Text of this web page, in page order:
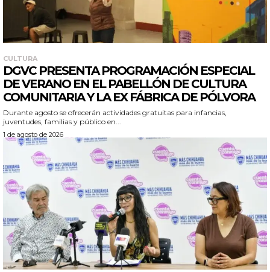
CULTURA
DGVC PRESENTA PROGRAMACIÓN ESPECIAL
DE VERANO EN EL PABELLÓN DE CULTURA
COMUNITARIA Y LA EX FÁBRICA DE PÓLVORA
Durante agosto se ofrecerán actividades gratuitas para infancias,
juventudes, familias y público en...
1 de agosto de 2026